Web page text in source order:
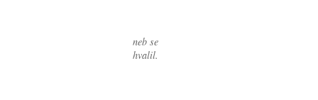
neb se
hvalil.